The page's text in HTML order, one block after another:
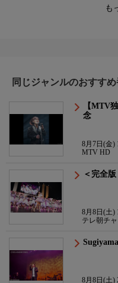
も
同じジャンルのおすすめ
【MTV
念
8月7日(金)
MTV HD
＜完全
8月8日(土)
テレ朝チ
8月8日(土)